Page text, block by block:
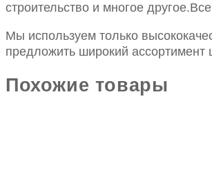
строительство и многое
Мы используем только
предложить широкий
Похожие товары